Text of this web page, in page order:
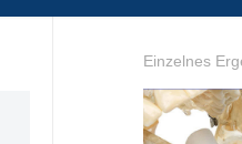
Einzelnes